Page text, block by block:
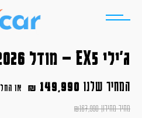
ג'ילי EX5 – מודל 2026
המחיר שלנו 149,990
₪ או
מחיר מחירון
₪167,990